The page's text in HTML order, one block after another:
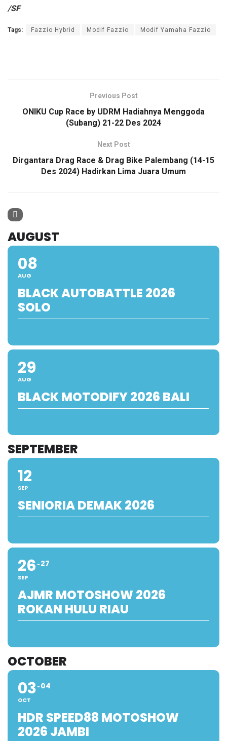
/SF
Tags: Fazzio Hybrid Modif Fazzio Modif Yamaha Fazzio
Previous Post
ONIKU Cup Race by UDRM Hadiahnya Menggoda
(Subang) 21-22 Des 2024
Next Post
Dirgantara Drag Race & Drag Bike Palembang (14-15
Des 2024) Hadirkan Lima Juara Umum
AUGUST
08
AUG
BLACK AUTOBATTLE 2026
SOLO
29
AUG
BLACK MOTODIFY 2026 BALI
SEPTEMBER
12
SEP
SENIORIA DEMAK 2026
26
SEP
27
AJMR MOTOSHOW 2026
ROKAN HULU RIAU
OCTOBER
03
OCT
04
HDR SPEED88 MOTOSHOW
2026 JAMBI